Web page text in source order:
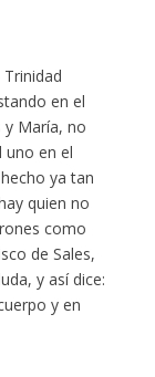
Trinidad
en el
y María, no
uno en el
ya tan
quien no
como
de Sales,
y así dice:
y en